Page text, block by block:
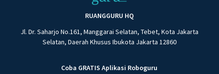
RUANGGURU HQ
Jl. Dr. Saharjo No.161, Manggarai Selatan, Tebet, Kota Jakarta
Selatan, Daerah Khusus Ibukota Jakarta 12860
Coba GRATIS Aplikasi Roboguru